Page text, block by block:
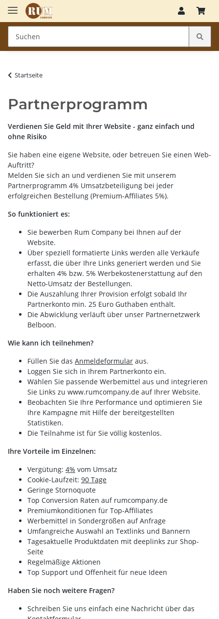
Startseite
Partnerprogramm
Verdienen Sie Geld mit Ihrer Website - ganz einfach und
ohne Risiko
Sie haben eine eigene Website, oder betreuen Sie einen Web-
Auftritt?
Melden Sie sich an und verdienen Sie mit unserem
Partnerprogramm 4% Umsatzbeteiligung bei jeder
erfolgreichen Bestellung (Premium-Affiliates 5%).
So funktioniert es:
Sie bewerben Rum Company bei Ihnen auf der
Website.
Über speziell formatierte Links werden alle Verkäufe
erfasst, die über Ihre Links generiert werden und Sie
erhalten 4% bzw. 5% Werbekostenerstattung auf den
Netto-Umsatz der Bestellungen.
Die Auszahlung Ihrer Provision erfolgt sobald Ihr
Partnerkonto min. 25 Euro Guthaben enthält.
Die Abwicklung verläuft über unser Partnernetzwerk
Belboon.
Wie kann ich teilnehmen?
Füllen Sie das Anmeldeformular aus.
Loggen Sie sich in Ihrem Partnerkonto ein.
Wählen Sie passende Werbemittel aus und integrieren
Sie Links zu www.rumcompany.de auf Ihrer Website.
Beobachten Sie Ihre Performance und optimieren Sie
Ihre Kampagne mit Hilfe der bereitgestellten
Statistiken.
Die Teilnahme ist für Sie völlig kostenlos.
Ihre Vorteile im Einzelnen:
Vergütung: 4% vom Umsatz
Cookie-Laufzeit: 90 Tage
Geringe Stornoquote
Top Conversion Raten auf rumcompany.de
Premiumkonditionen für Top-Affiliates
Werbemittel in Sondergrößen auf Anfrage
Umfangreiche Auswahl an Textlinks und Bannern
Tagesaktuelle Produktdaten mit deeplinks zur Shop-
Seite
Regelmäßige Aktionen
Top Support und Offenheit für neue Ideen
Haben Sie noch weitere Fragen?
Schreiben Sie uns einfach eine Nachricht über das